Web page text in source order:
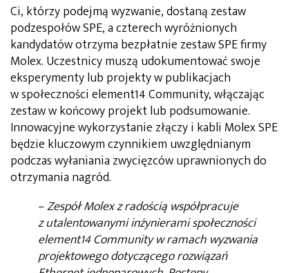
Ci, którzy podejmą wyzwanie, dostaną zestaw
podzespołów SPE, a czterech wyróżnionych
kandydatów otrzyma bezpłatnie zestaw SPE firmy
Molex. Uczestnicy muszą udokumentować swoje
eksperymenty lub projekty w publikacjach
w społeczności element14 Community, włączając
zestaw w końcowy projekt lub podsumowanie.
Innowacyjne wykorzystanie złączy i kabli Molex SPE
będzie kluczowym czynnikiem uwzględnianym
podczas wyłaniania zwycięzców uprawnionych do
otrzymania nagród.
–Zespół Molex z radością współpracuje
z utalentowanymi inżynierami społeczności
element14 Community w ramach wyzwania
projektowego dotyczącego rozwiązań